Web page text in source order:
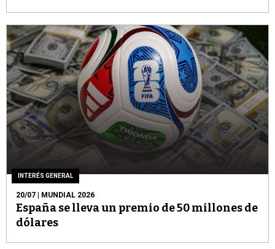
INTERÉS GENERAL
20/07 | MUNDIAL 2026
España se lleva un premio de 50 millones de
dólares